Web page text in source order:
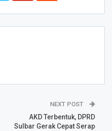
NEXT POST
AKD Terbentuk, DPRD
Sulbar Gerak Cepat Serap